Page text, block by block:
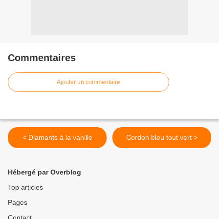
Commentaires
Ajouter un commentaire
< Diamants à la vanille Cordon bleu tout vert >
Hébergé par Overblog
Top articles
Pages